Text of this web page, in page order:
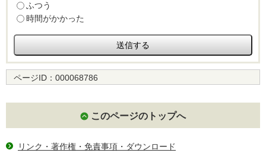
ふつう
時間がかかった
ページID： 000068786
このページのトップへ
リンク・著作権・免責事項・ダウンロード